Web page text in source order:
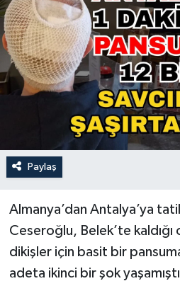
Paylaş
Almanya’dan Antalya’ya
Ceseroğlu, Belek’te kaldığı
dikişler için basit bir
adeta ikinci bir şok
Resmi İlan
Sağlık & Yaşam
Siyaset